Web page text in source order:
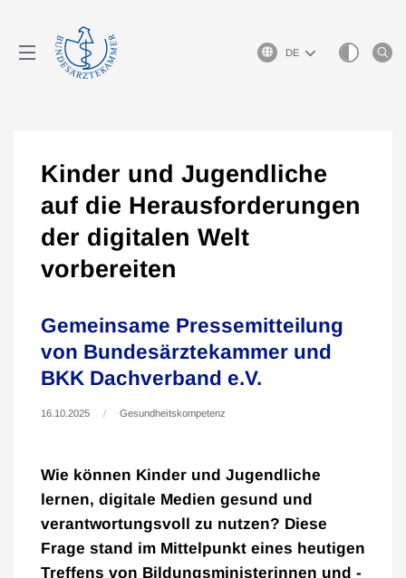
Sprachauswahl
Kinder und Jugendliche
auf die Herausforderungen
der digitalen Welt
vorbereiten
Gemeinsame Pressemitteilung
von Bundesärztekammer und
BKK Dachverband e.V.
16.10.2025 Gesundheitskompetenz
Wie können Kinder und Jugendliche
lernen, digitale Medien gesund und
verantwortungsvoll zu nutzen? Diese
Frage stand im Mittelpunkt eines heutigen
Treffens von Bildungsministerinnen und -